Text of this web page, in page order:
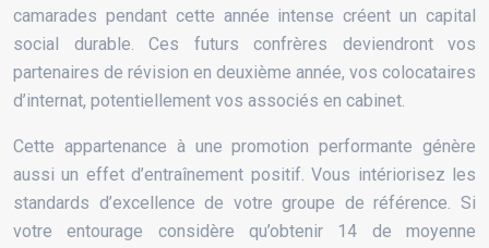
camarades pendant cette année intense créent un capital
social durable. Ces futurs confrères deviendront vos
partenaires de révision en deuxième année, vos colocataires
d’internat, potentiellement vos associés en cabinet.
Cette appartenance à une promotion performante génère
aussi un effet d’entraînement positif. Vous intériorisez les
standards d’excellence de votre groupe de référence. Si
votre entourage considère qu’obtenir 14 de moyenne